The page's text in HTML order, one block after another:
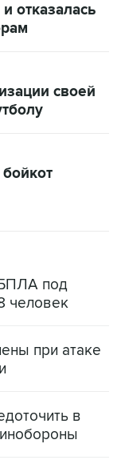
отказалась
своей
БПЛА под
человек
при атаке
в